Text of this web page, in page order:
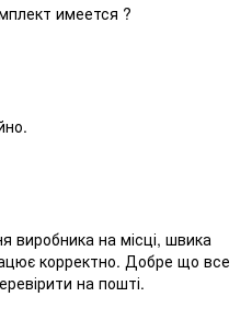
имеется ?
виробника на місці, швика
корректно. Добре що все
на пошті.